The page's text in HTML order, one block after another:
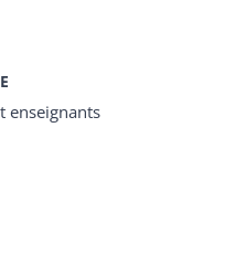
enseignants